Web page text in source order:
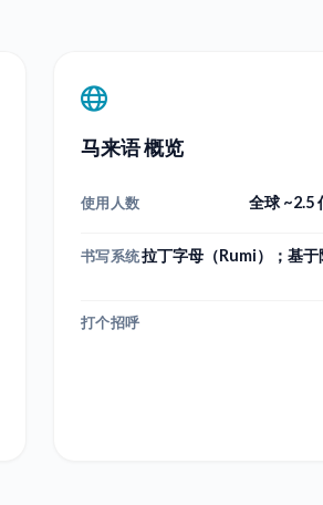
马来语 概览
使用人数 全球 ~2.5
书写系统拉丁字母（Rumi）；基
打个招呼